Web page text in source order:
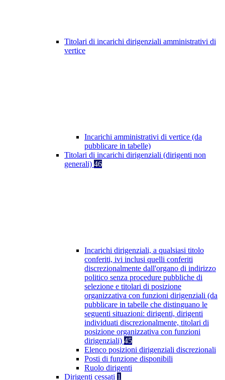
Titolari di incarichi dirigenziali amministrativi di
vertice
Incarichi amministrativi di vertice (da
pubblicare in tabelle)
Titolari di incarichi dirigenziali (dirigenti non
generali) 46
Incarichi dirigenziali, a qualsiasi titolo
conferiti, ivi inclusi quelli conferiti
discrezionalmente dall'organo di indirizzo
politico senza procedure pubbliche di
selezione e titolari di posizione
organizzativa con funzioni dirigenziali (da
pubblicare in tabelle che distinguano le
seguenti situazioni: dirigenti, dirigenti
individuati discrezionalmente, titolari di
posizione organizzativa con funzioni
dirigenziali) 45
Elenco posizioni dirigenziali discrezionali
Posti di funzione disponibili
Ruolo dirigenti
Dirigenti cessati 1